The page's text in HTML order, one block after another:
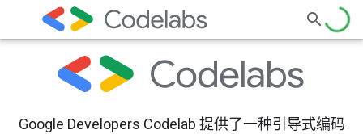
Google Developers Codelab 提供了一种引导式编码